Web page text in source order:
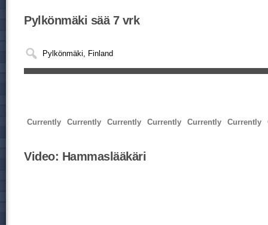
Pylkönmäki sää 7 vrk
Currently Currently Currently Currently Currently Currently
Video: Hammaslääkäri